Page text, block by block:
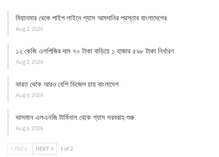
মিয়ানমার থেকে পাইপ লাইনে গ্যাস আমদানির প্রস্তাব বাংলাদেশের
Aug 2, 2026
১২ কেজি এলপিজির দাম ৭০ টাকা বাড়িয়ে ১ হাজার ৫৯৮ টাকা নির্ধারণ
Aug 2, 2026
ভারত থেকে আরও বেশি ডিজেল চায় বাংলাদেশ
Aug 6, 2026
ভাসমান এলএনজি টার্মিনাল থেকে গ্যাস সরবরাহ শুরু
Aug 6, 2026
PREV NEXT 1 of 2